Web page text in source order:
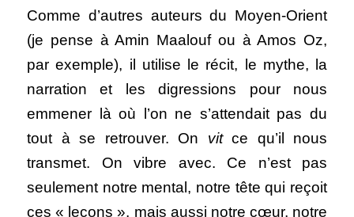
Comme d’autres auteurs du Moyen-Orient
(je pense à Amin Maalouf ou à Amos Oz,
par exemple), il utilise le récit, le mythe, la
narration et les digressions pour nous
emmener là où l’on ne s’attendait pas du
tout à se retrouver. On vit ce qu’il nous
transmet. On vibre avec. Ce n’est pas
seulement notre mental, notre tête qui reçoit
ces « leçons », mais aussi notre cœur, notre